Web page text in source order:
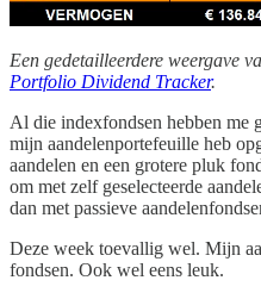
Een gedetailleerdere weergave
Portfolio Dividend Tracker.
Al die indexfondsen hebben me
mijn aandelenportefeuille heb
aandelen en een grotere pluk
om met zelf geselecteerde
dan met passieve
Deze week toevallig wel. Mijn
fondsen. Ook wel eens leuk.